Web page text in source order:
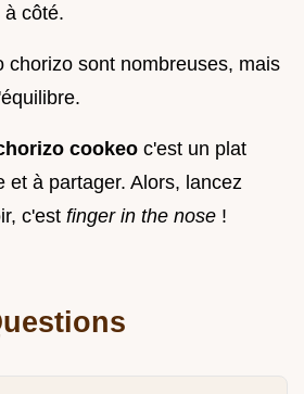
à côté.
chorizo sont nombreuses, mais
cookeo c'est un plat
et à partager. Alors, lancez
c'est finger in the nose !